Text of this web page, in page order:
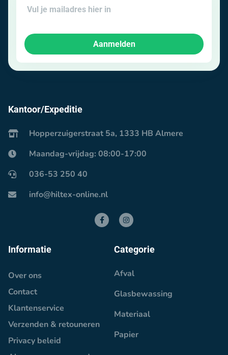
Aanmelden
Kantoor/Expeditie
Hopperzuigerstraat 5a, 1333 HB Almere
Maandag-vrijdag: 08:00-17:00
036-53 250 40
info@hiltex-online.nl
Informatie
Over ons
Contact
Klantenservice
Verzenden & retouneren
Privacy beleid
Categorie
Afval
Glasbewassing
Materiaal
Papier